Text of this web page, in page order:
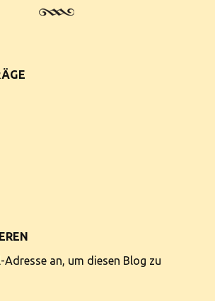
Adresse an, um diesen Blog zu